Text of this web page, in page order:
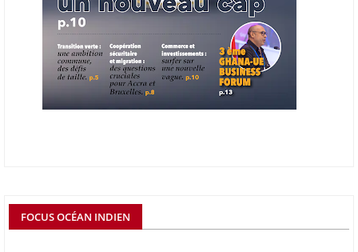
d'institutions financières asiatiques, à parts égales avec l'Europe.
L'Asie-Pacifique et l'Europe pèsent chacune 35 % du tour de table,
devant le Moyen-Orient (25 %) et l'Afrique (5 %), selon le communiqué
de l'institution panafricaine, qui compte 48 pays membres.
ECHANGES AFRIQUE - UE
détermine un rapport publié début mai 2026 par le cabinet de conseil
Boston Consulting Group (BCG). Intitulé « Strengthening the Africa-
FOCUS OCÉAN INDIEN